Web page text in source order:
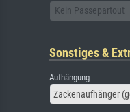
Kein Passepartout
Sonstiges &
Aufhängung
Zackenaufhänger